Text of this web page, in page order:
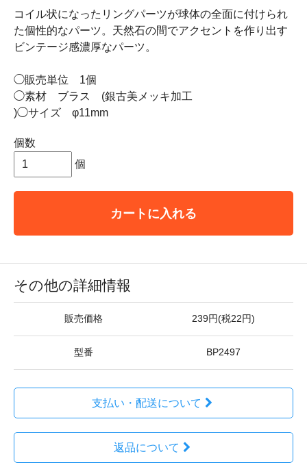
コイル状になったリングパーツが球体の全面に付けられ
た個性的なパーツ。天然石の間でアクセントを作り出す
ビンテージ感濃厚なパーツ。
◯販売単位 1個
◯素材 ブラス (銀古美メッキ加工
)◯サイズ φ11mm
個数
個
カートに入れる
その他の詳細情報
販売価格 239円(税22円)
型番 BP2497
支払い・配送について
返品について